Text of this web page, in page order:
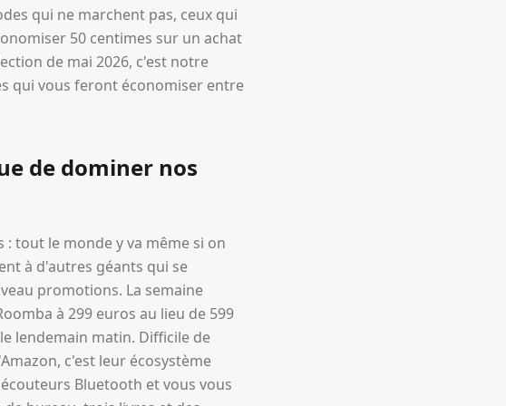
qui ne marchent pas, ceux qui
50 centimes sur un achat
de mai 2026, c'est notre
qui vous feront économiser entre
de dominer nos
: tout le monde y va même si on
à d'autres géants qui se
promotions. La semaine
à 299 euros au lieu de 599
lendemain matin. Difficile de
c'est leur écosystème
Bluetooth et vous vous